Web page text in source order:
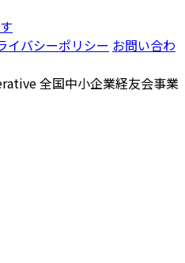
イバシーポリシー お問い合わ
全国中小企業経友会事業